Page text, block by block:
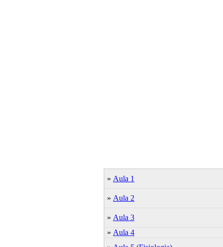
» Aula 1
» Aula 2
» Aula 3
» Aula 4